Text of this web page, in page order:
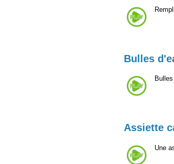
Bulles
Assiette
Une